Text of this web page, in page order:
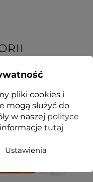
pliki cookies i
mogą służyć do
w naszej polityce
tutaj
Ustawienia